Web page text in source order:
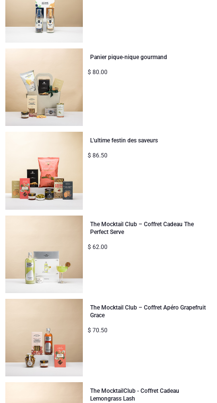
Cadeaux pour lui
Bon rétablissement
Cadeaux pour partager
Naissance
Cadeaux pour enfants
Cadeaux de Noël
Panier pique-nique gourmand
$ 80.00
L'ultime festin des saveurs
$ 86.50
The Mocktail Club – Coffret Cadeau The
Perfect Serve
$ 62.00
The Mocktail Club – Coffret Apéro Grapefruit
Grace
$ 70.50
The MocktailClub - Coffret Cadeau
Lemongrass Lash